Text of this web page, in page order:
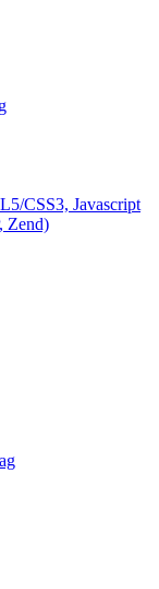
CSS3, Javascript
Zend)